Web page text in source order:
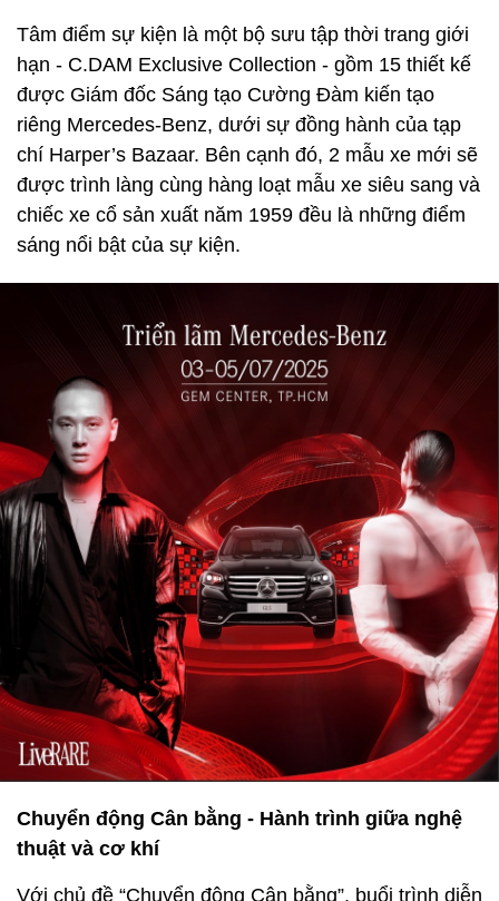
Tâm điểm sự kiện là một bộ sưu tập thời trang giới
hạn - C.DAM Exclusive Collection - gồm 15 thiết kế
được Giám đốc Sáng tạo Cường Đàm kiến tạo
riêng Mercedes-Benz, dưới sự đồng hành của tạp
chí Harper’s Bazaar. Bên cạnh đó, 2 mẫu xe mới sẽ
được trình làng cùng hàng loạt mẫu xe siêu sang và
chiếc xe cổ sản xuất năm 1959 đều là những điểm
sáng nổi bật của sự kiện.
Chuyển động Cân bằng - Hành trình giữa nghệ
thuật và cơ khí
Với chủ đề “Chuyển động Cân bằng”, buổi trình diễn